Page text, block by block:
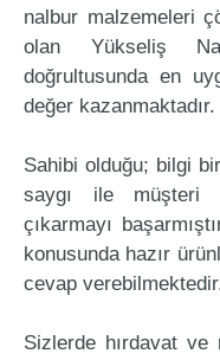
nalbur malzemeleri
olan Yükseliş
doğrultusunda en
değer kazanmaktadır.
Sahibi olduğu; bilgi
saygı ile müşteri
çıkarmayı
konusunda hazır
cevap
Sizlerde hırdavat ve